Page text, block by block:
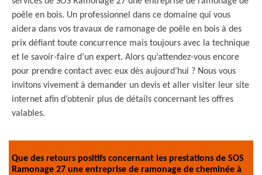
poêle en bois. Un professionnel dans ce domaine qui vous
aidera dans vos travaux de ramonage de poêle en bois à des
prix défiant toute concurrence mais toujours avec la technique
et le savoir-faire d’un expert. Alors qu’attendez-vous encore
pour prendre contact avec eux dès aujourd’hui ? Nous vous
invitons vivement à demander un devis et aller visiter leur site
internet afin d’obtenir plus de détails concernant les offres
valables.
Que des retours positifs concernant les prestations de SOS
Ramonage 27 une entreprise de ramonage de cheminée à